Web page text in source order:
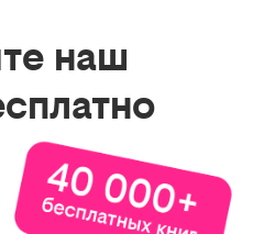
наш